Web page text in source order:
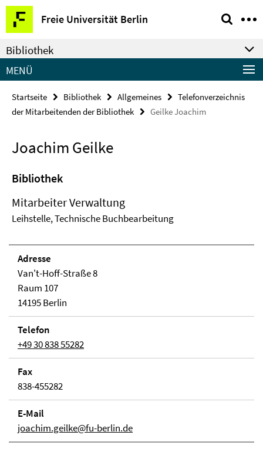
Springe
direkt
zu
Inhalt
Freie Universität Berlin
Service-
Navigation
Bibliothek
MENÜ
Startseite Bibliothek Allgemeines
Telefonverzeichnis
der Mitarbeitenden der Bibliothek
Geilke Joachim
Joachim Geilke
Bibliothek
Mitarbeiter Verwaltung
Leihstelle, Technische Buchbearbeitung
Adresse
Van't-Hoff-Straße 8
Raum 107
14195 Berlin
Telefon
+49 30 838 55282
Fax
838-455282
E-Mail
joachim.geilke@fu-berlin.de